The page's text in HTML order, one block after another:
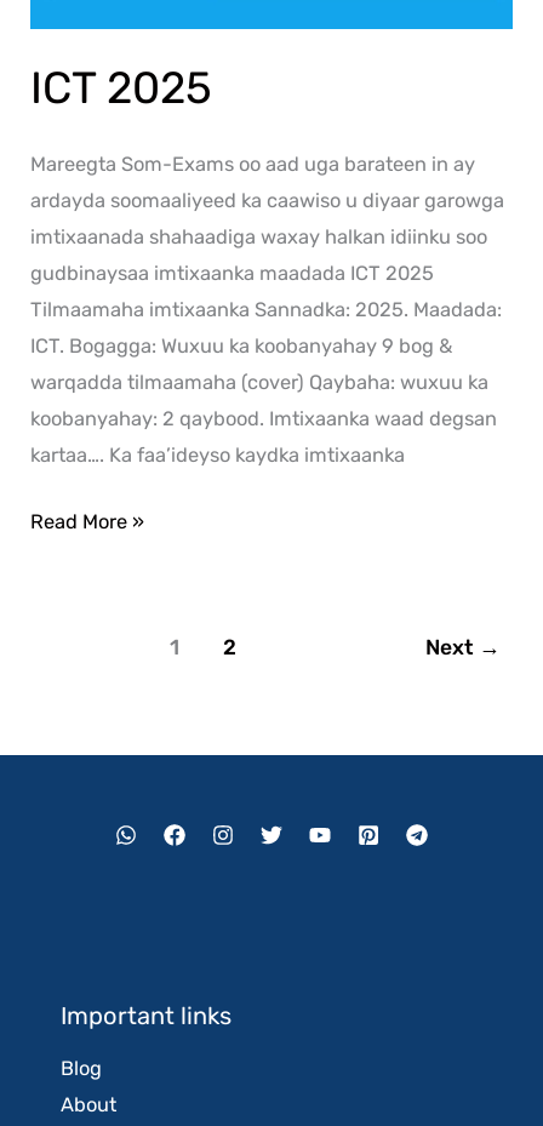
ICT 2025
Mareegta Som-Exams oo aad uga barateen in ay
ardayda soomaaliyeed ka caawiso u diyaar garowga
imtixaanada shahaadiga waxay halkan idiinku soo
gudbinaysaa imtixaanka maadada ICT 2025
Tilmaamaha imtixaanka Sannadka: 2025. Maadada:
ICT. Bogagga: Wuxuu ka koobanyahay 9 bog &
warqadda tilmaamaha (cover) Qaybaha: wuxuu ka
koobanyahay: 2 qaybood. Imtixaanka waad degsan
kartaa…. Ka faa’ideyso kaydka imtixaanka
Read More »
1 2 Next →
Important links
Blog
About